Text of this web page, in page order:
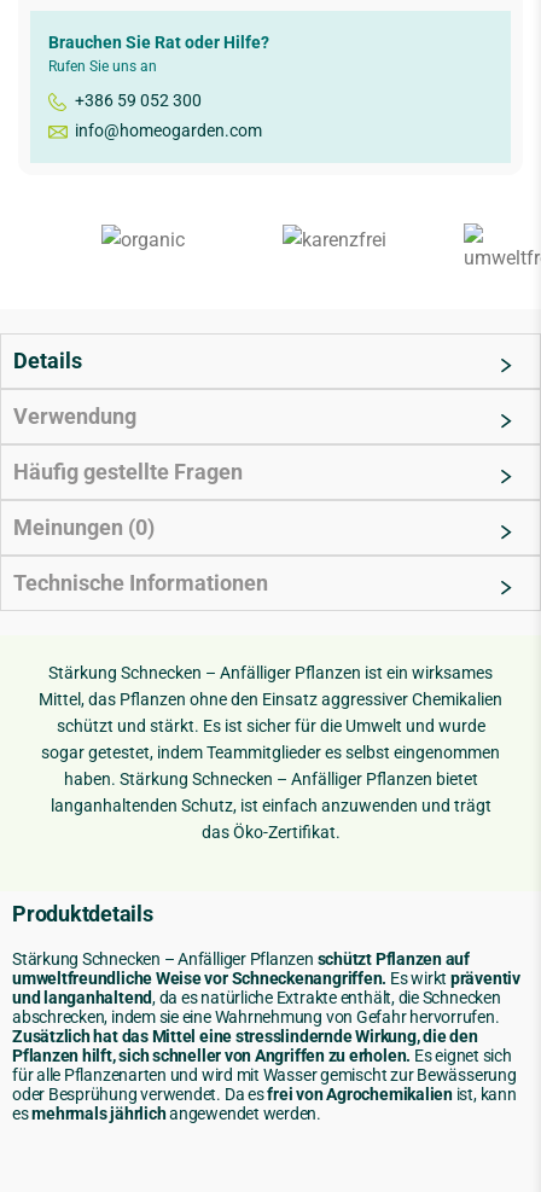
Brauchen Sie Rat oder Hilfe?
Rufen Sie uns an
+386 59 052 300
info@homeogarden.com
Details
Verwendung
Häufig gestellte Fragen
Meinungen (0)
Technische Informationen
Stärkung Schnecken – Anfälliger Pflanzen ist ein wirksames
Mittel, das Pflanzen ohne den Einsatz aggressiver Chemikalien
schützt und stärkt. Es ist sicher für die Umwelt und wurde
sogar getestet, indem Teammitglieder es selbst eingenommen
haben. Stärkung Schnecken – Anfälliger Pflanzen bietet
langanhaltenden Schutz, ist einfach anzuwenden und trägt
das Öko-Zertifikat.
Produktdetails
Stärkung Schnecken – Anfälliger Pflanzen schützt Pflanzen auf
umweltfreundliche Weise vor Schneckenangriffen. Es wirkt präventiv
und langanhaltend, da es natürliche Extrakte enthält, die Schnecken
abschrecken, indem sie eine Wahrnehmung von Gefahr hervorrufen.
Zusätzlich hat das Mittel eine stresslindernde Wirkung, die den
Pflanzen hilft, sich schneller von Angriffen zu erholen. Es eignet sich
für alle Pflanzenarten und wird mit Wasser gemischt zur Bewässerung
oder Besprühung verwendet. Da esfrei von Agrochemikalienist, kann
esmehrmals jährlichangewendet werden.